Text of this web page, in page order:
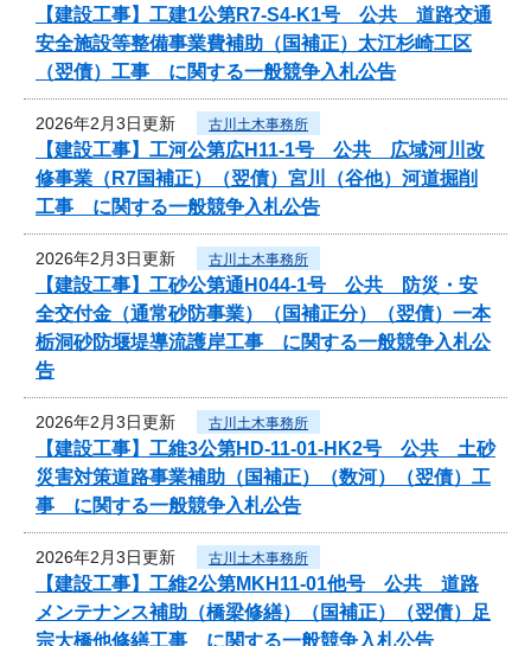
【建設工事】工建1公第R7-S4-K1号 公共 道路交通
安全施設等整備事業費補助（国補正）太江杉崎工区
（翌債）工事 に関する一般競争入札公告
2026年2月3日更新 古川土木事務所
【建設工事】工河公第広H11-1号 公共 広域河川改
修事業（R7国補正）（翌債）宮川（谷他）河道掘削
工事 に関する一般競争入札公告
2026年2月3日更新 古川土木事務所
【建設工事】工砂公第通H044-1号 公共 防災・安
全交付金（通常砂防事業）（国補正分）（翌債）一本
栃洞砂防堰堤導流護岸工事 に関する一般競争入札公
告
2026年2月3日更新 古川土木事務所
【建設工事】工維3公第HD-11-01-HK2号 公共 土砂
災害対策道路事業補助（国補正）（数河）（翌債）工
事 に関する一般競争入札公告
2026年2月3日更新 古川土木事務所
【建設工事】工維2公第MKH11-01他号 公共 道路
メンテナンス補助（橋梁修繕）（国補正）（翌債）足
宗大橋他修繕工事 に関する一般競争入札公告